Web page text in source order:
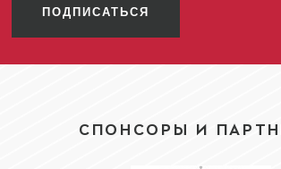
ПОДПИСАТЬСЯ
СПОНСОРЫ И